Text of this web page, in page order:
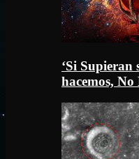
‘Si Supieran
hacemos,